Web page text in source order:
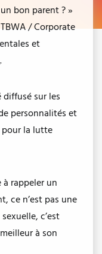
bon parent ? »
/ Corporate
et
.
sur les
personnalités et
pour la lutte
rappeler un
ce n’est pas une
c’est
à son